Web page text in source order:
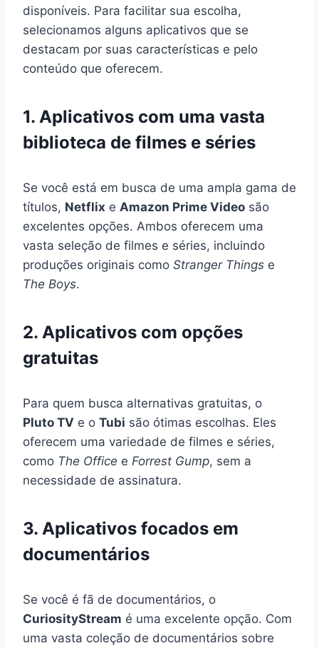
disponíveis. Para facilitar sua escolha,
selecionamos alguns aplicativos que se
destacam por suas características e pelo
conteúdo que oferecem.
1. Aplicativos com uma vasta
biblioteca de filmes e séries
Se você está em busca de uma ampla gama de
títulos, Netflix e Amazon Prime Video são
excelentes opções. Ambos oferecem uma
vasta seleção de filmes e séries, incluindo
produções originais como Stranger Things e
The Boys.
2. Aplicativos com opções
gratuitas
Para quem busca alternativas gratuitas, o
Pluto TV e o Tubi são ótimas escolhas. Eles
oferecem uma variedade de filmes e séries,
como The Office e Forrest Gump, sem a
necessidade de assinatura.
3. Aplicativos focados em
documentários
Se você é fã de documentários, o
CuriosityStream é uma excelente opção. Com
uma vasta coleção de documentários sobre